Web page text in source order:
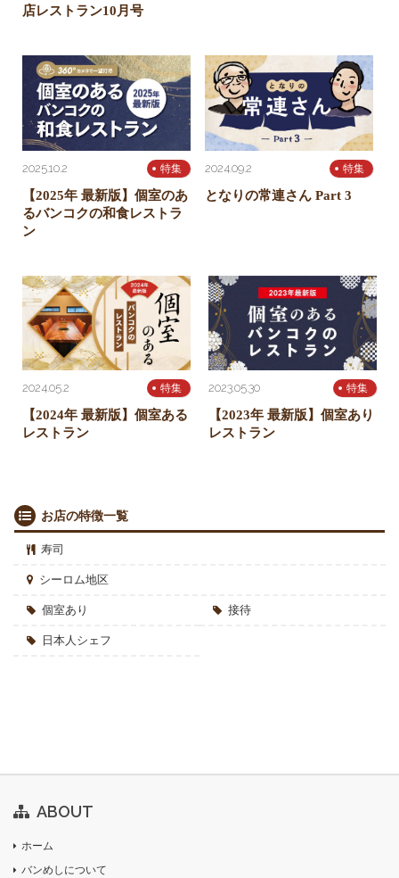
店レストラン10月号
2025.10.2 特集
【2025年 最新版】個室のあ
るバンコクの和食レストラ
ン
2024.09.2 特集
となりの常連さん Part 3
2024.05.2 特集
【2024年 最新版】個室ある
レストラン
2023.05.30 特集
【2023年 最新版】個室あり
レストラン
お店の特徴一覧
寿司
シーロム地区
個室あり 接待
日本人シェフ
ABOUT
ホーム
バンめしについて